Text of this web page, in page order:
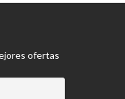
ofertas